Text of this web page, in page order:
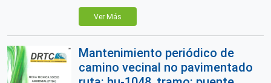
Ver Más
Mantenimiento periódico de
camino vecinal no pavimentado